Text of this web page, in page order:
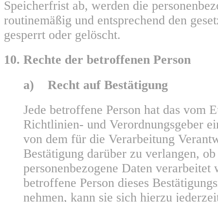
Speicherfrist ab, werden die
routinemäßig und entsprechend den
gesperrt oder gelöscht.
10. Rechte der betroffenen Person
a) Recht auf Bestätigung
Jede betroffene Person hat das vom
Richtlinien- und Verordnungsgeber
von dem für die Verarbeitung
Bestätigung darüber zu verlangen,
personenbezogene Daten verarbeitet
betroffene Person dieses
nehmen, kann sie sich hierzu